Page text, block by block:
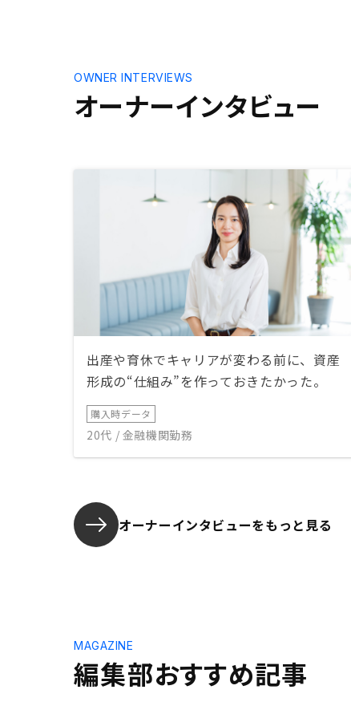
オーナーインタビュー
OWNER INTERVIEWS
出産や育休でキャリアが変わる前に、資産
形成の“仕組み”を作っておきたかった。
購入時データ
20代 / 金融機関勤務
オーナーインタビューをもっと見る
編集部おすすめ記事
MAGAZINE